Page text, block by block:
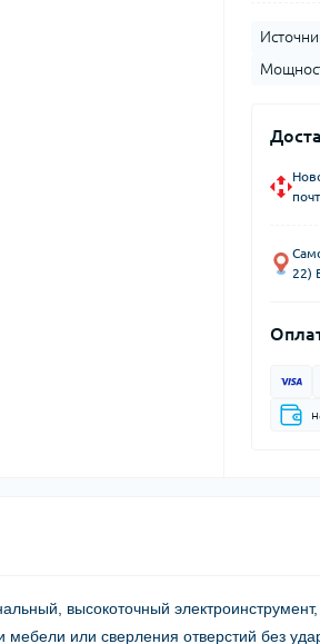
22)
высокоточный электроинструмент,
или сверления отверстий без